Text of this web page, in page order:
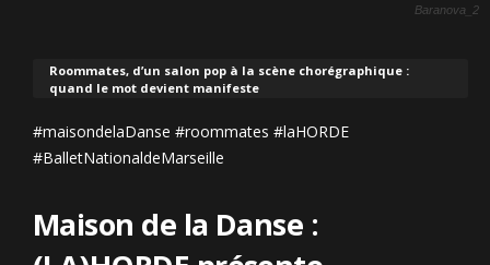
Baranova_2
Roommates, d’un salon pop à la scène chorégraphique :
quand le mot devient manifeste
#maisondelaDanse #roommates #laHORDE
#BalletNationaldeMarseille
Maison de la Danse :